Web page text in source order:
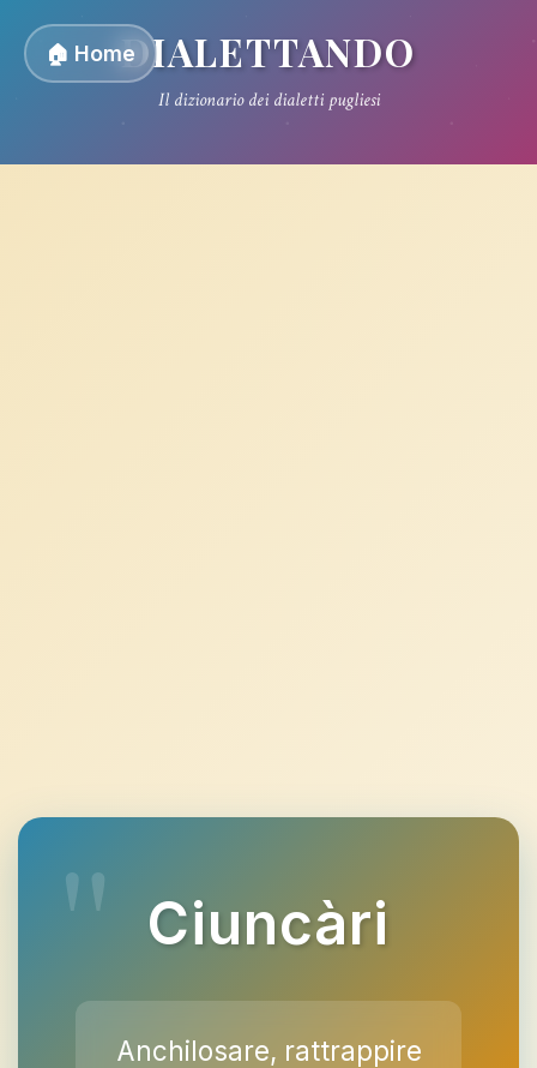
🏠 HomeDIALETTANDO
Il dizionario dei dialetti pugliesi
Ciuncàri
Anchilosare, rattrappire